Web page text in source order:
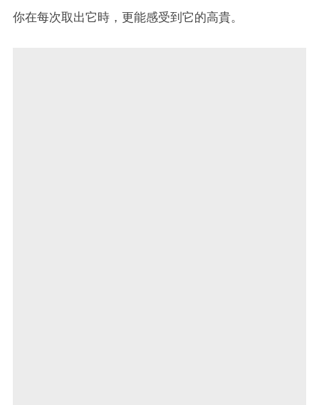
你在每次取出它時，更能感受到它的高貴。